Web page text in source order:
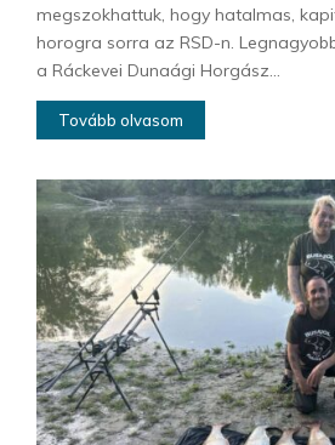
megszokhattuk, hogy hatalmas,
horogra sorra az RSD-n.
a Ráckevei Dunaági Horgász...
Tovább olvasom